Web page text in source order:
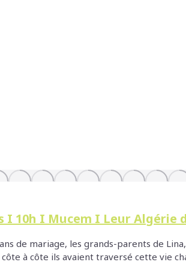
I 10h I Mucem I Leur Algérie
de mariage, les grands-parents de
à côte ils avaient traversé cette vie